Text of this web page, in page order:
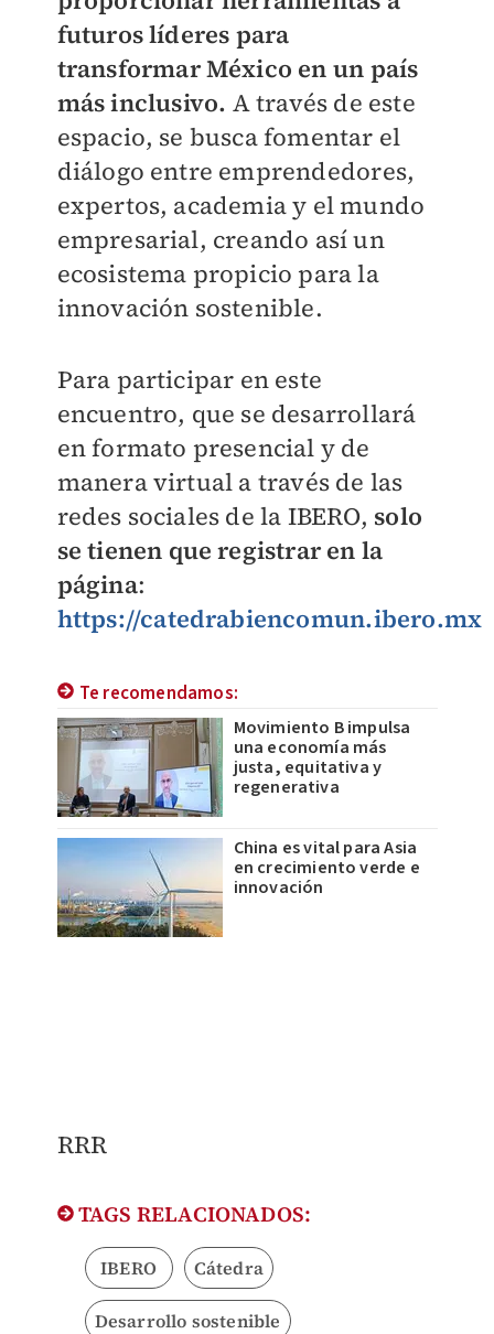
futuros líderes para
transformar México en un país
más inclusivo. A través de este
espacio, se busca fomentar el
diálogo entre emprendedores,
expertos, academia y el mundo
empresarial, creando así un
ecosistema propicio para la
innovación sostenible.
Para participar en este
encuentro, que se desarrollará
en formato presencial y de
manera virtual a través de las
redes sociales de la IBERO, solo
se tienen que registrar en la
página:
https://catedrabiencomun.ibero.mx
Te recomendamos:
Movimiento B impulsa
una economía más
justa, equitativa y
regenerativa
China es vital para Asia
en crecimiento verde e
innovación
RRR
TAGS RELACIONADOS:
IBERO Cátedra
Desarrollo sostenible